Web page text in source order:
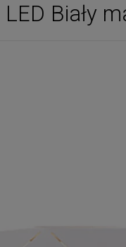
LED Biały